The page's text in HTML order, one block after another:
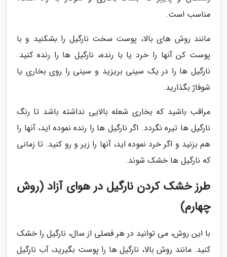
مناسب است.
مانند روش های بالا، پوست سخت نارگیل را بشکنید و با
پوست کن آنها را خرد یا با رنده، نارگیل ها را رنده کنید.
نارگیل ها را در یک سینی بریزید و سینی را روی بخاری یا
شوفاژ بگذارید.
مراقب باشید که بخاری شعله بالایی نداشته باشد تا رنگ
نارگیل ها تیره نگردد. اگر نارگیل ها را رنده نموده اید، آنها را
هم بزنید و اگر خرد نموده اید، آنها را زیر و رو کنید. تا زمانی
که نارگیل ها خشک شوند.
طرز خشک کردن نارگیل در هوای آزاد (روش
چهارم)
با این روش، می توانید در هر فصلی از سال، نارگیل را خشک
کنید. مانند روش بالا، نارگیل ها را پوست بگیرید، آب نارگیل